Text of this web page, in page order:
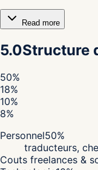
Read more
5.0Structure
50%
18%
10%
8%
Personnel50%
traducteurs,
Couts freelances &